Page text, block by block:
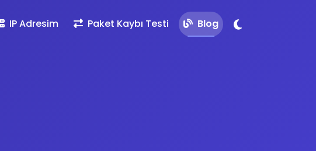
IP Adresim Paket Kaybı Testi Blog